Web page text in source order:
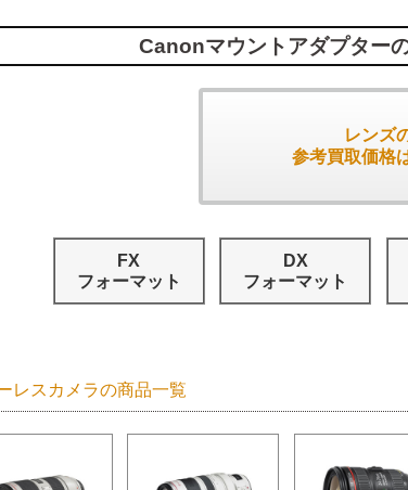
Canonマウントアダプター
レンズ
参考買取価格
FX
フォーマット
DX
フォーマット
レスカメラの商品一覧